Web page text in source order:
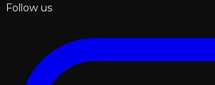
Follow us